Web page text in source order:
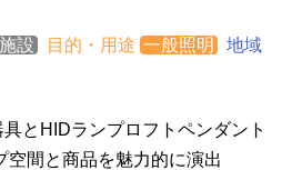
設 目的・用途 一般照明
地域
とHIDランプロフトペンダント
空間と商品を魅力的に演出